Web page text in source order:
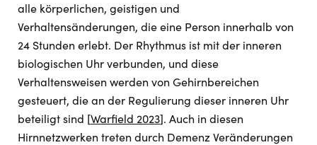
alle körperlichen, geistigen und
Verhaltensänderungen, die eine Person innerhalb von
24 Stunden erlebt. Der Rhythmus ist mit der inneren
biologischen Uhr verbunden, und diese
Verhaltensweisen werden von Gehirnbereichen
gesteuert, die an der Regulierung dieser inneren Uhr
beteiligt sind [Warfield 2023]. Auch in diesen
Hirnnetzwerken treten durch Demenz Veränderungen